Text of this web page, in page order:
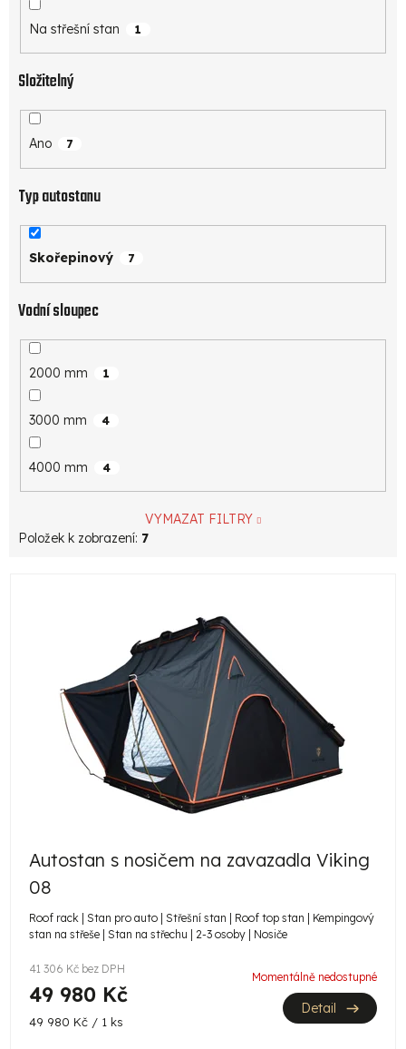
Na střešní stan 1
Složitelný
Ano 7
Typ autostanu
Skořepinový 7
Vodní sloupec
2000 mm 1
3000 mm 4
4000 mm 4
VYMAZAT FILTRY
Položek k zobrazení: 7
Autostan s nosičem na zavazadla Viking
08
Roof rack | Stan pro auto | Střešní stan | Roof top stan | Kempingový
stan na střeše | Stan na střechu | 2-3 osoby | Nosiče
41 306 Kč bez DPH
49 980 Kč
Měrná
49 980 Kč / 1 ks
Momentálně nedostupné
Detail